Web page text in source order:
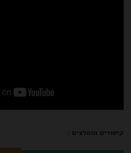
קישורים מומלצים :